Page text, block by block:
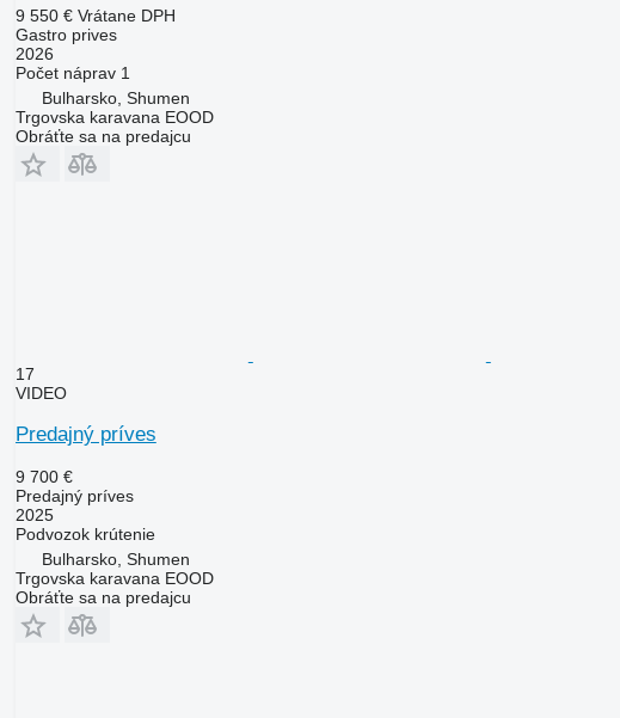
9 550 € Vrátane DPH
Gastro prives
2026
Počet náprav 1
Bulharsko, Shumen
Trgovska karavana EOOD
Obráťte sa na predajcu
17
VIDEO
Predajný príves
9 700 €
Predajný príves
2025
Podvozok krútenie
Bulharsko, Shumen
Trgovska karavana EOOD
Obráťte sa na predajcu